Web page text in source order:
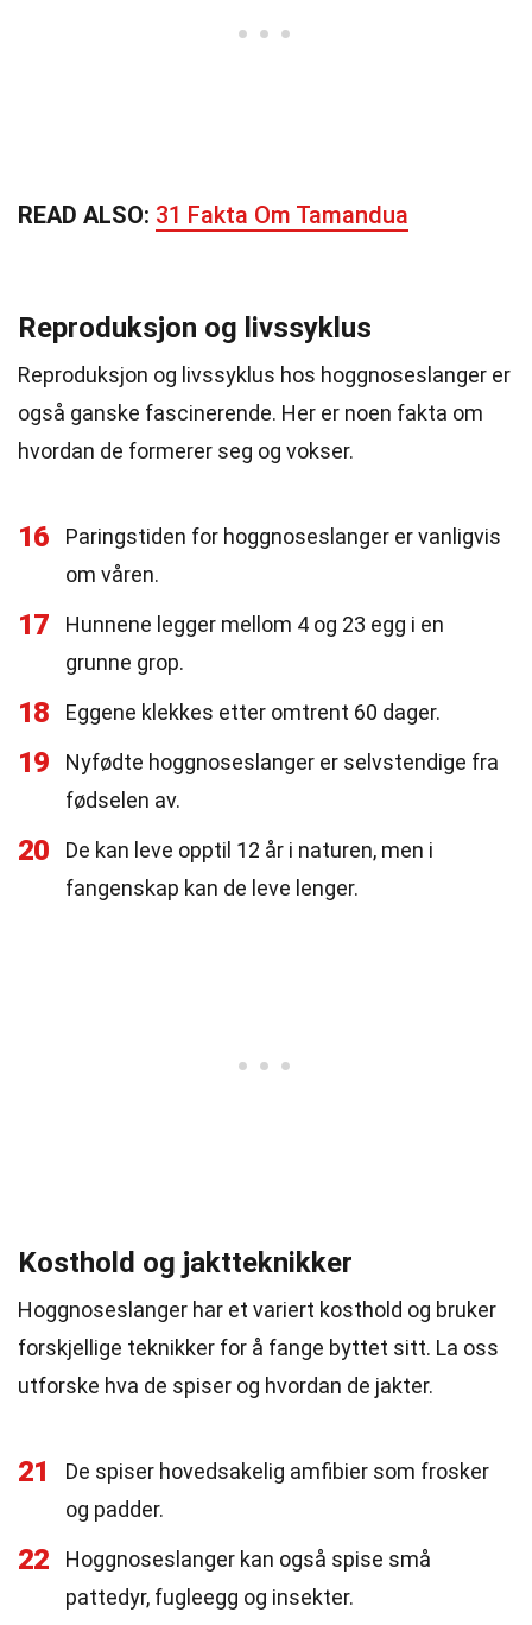
READ ALSO: 31 Fakta Om Tamandua
Reproduksjon og livssyklus
Reproduksjon og livssyklus hos hoggnoseslanger er
også ganske fascinerende. Her er noen fakta om
hvordan de formerer seg og vokser.
16
Paringstiden for hoggnoseslanger er vanligvis
om våren.
17
Hunnene legger mellom 4 og 23 egg i en
grunne grop.
18 Eggene klekkes etter omtrent 60 dager.
19
Nyfødte hoggnoseslanger er selvstendige fra
fødselen av.
20
De kan leve opptil 12 år i naturen, men i
fangenskap kan de leve lenger.
Kosthold og jaktteknikker
Hoggnoseslanger har et variert kosthold og bruker
forskjellige teknikker for å fange byttet sitt. La oss
utforske hva de spiser og hvordan de jakter.
21
De spiser hovedsakelig amfibier som frosker
og padder.
22
Hoggnoseslanger kan også spise små
pattedyr, fugleegg og insekter.